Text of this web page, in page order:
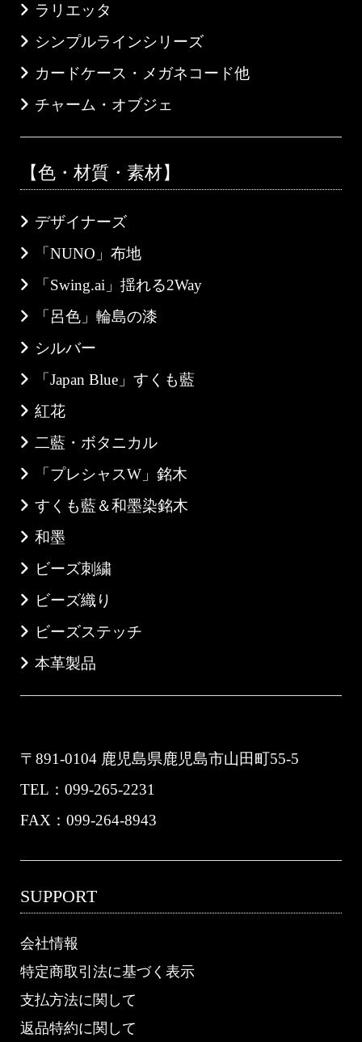
ラリエッタ
シンプルラインシリーズ
カードケース・メガネコード他
チャーム・オブジェ
【色・材質・素材】
デザイナーズ
「NUNO」布地
「Swing.ai」揺れる2Way
「呂色」輪島の漆
シルバー
「Japan Blue」すくも藍
紅花
二藍・ボタニカル
「プレシャスW」銘木
すくも藍＆和墨染銘木
和墨
ビーズ刺繍
ビーズ織り
ビーズステッチ
本革製品
〒891-0104 鹿児島県鹿児島市山田町55-5
TEL：099-265-2231
FAX：099-264-8943
SUPPORT
会社情報
特定商取引法に基づく表示
支払方法に関して
返品特約に関して